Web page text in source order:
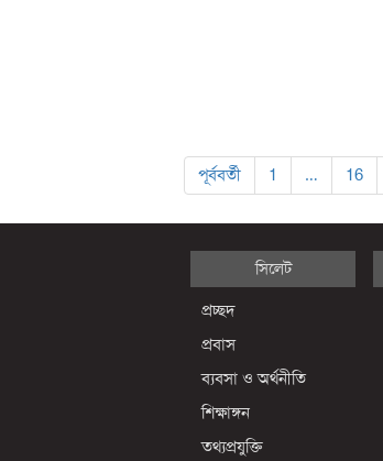
পূর্ববর্তী 1 … 16
সিলেট
প্রচ্ছদ
প্রবাস
ব্যবসা ও অর্থনীতি
শিক্ষাঙ্গন
তথ্যপ্রযুক্তি